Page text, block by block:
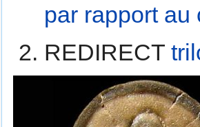
par rapport au
REDIRECT